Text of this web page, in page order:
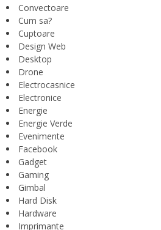
Convectoare
Cum sa?
Cuptoare
Design Web
Desktop
Drone
Electrocasnice
Electronice
Energie
Energie Verde
Evenimente
Facebook
Gadget
Gaming
Gimbal
Hard Disk
Hardware
Imprimante